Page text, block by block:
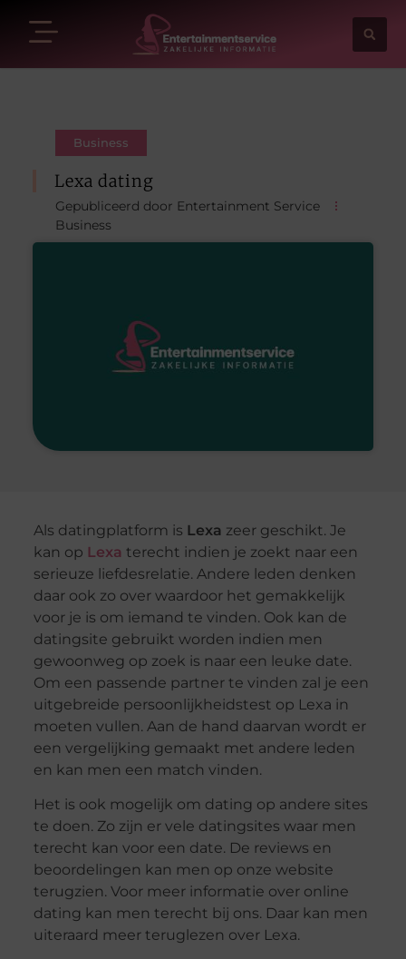
Business
Lexa dating
Gepubliceerd door Entertainment Service
Business
Als datingplatform is Lexa zeer geschikt. Je
kan op Lexa terecht indien je zoekt naar een
serieuze liefdesrelatie. Andere leden denken
daar ook zo over waardoor het gemakkelijk
voor je is om iemand te vinden. Ook kan de
datingsite gebruikt worden indien men
gewoonweg op zoek is naar een leuke date.
Om een passende partner te vinden zal je een
uitgebreide persoonlijkheidstest op Lexa in
moeten vullen. Aan de hand daarvan wordt er
een vergelijking gemaakt met andere leden
en kan men een match vinden.
Het is ook mogelijk om dating op andere sites
te doen. Zo zijn er vele datingsites waar men
terecht kan voor een date. De reviews en
beoordelingen kan men op onze website
terugzien. Voor meer informatie over online
dating kan men terecht bij ons. Daar kan men
uiteraard meer teruglezen over Lexa.